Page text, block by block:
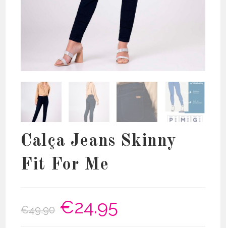
Calça Jeans Skinny
Fit For Me
€49.90
O
preço
original
€24.95